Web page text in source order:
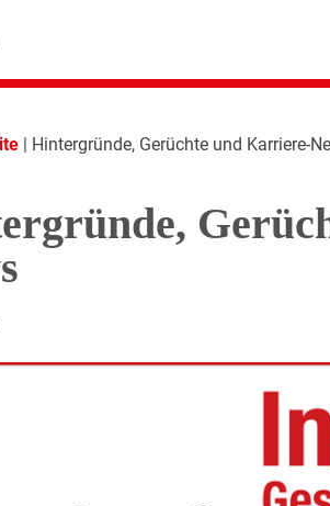
| Hintergründe, Gerüchte und Karriere-